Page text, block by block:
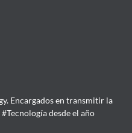
Encargados en transmitir la
desde el año